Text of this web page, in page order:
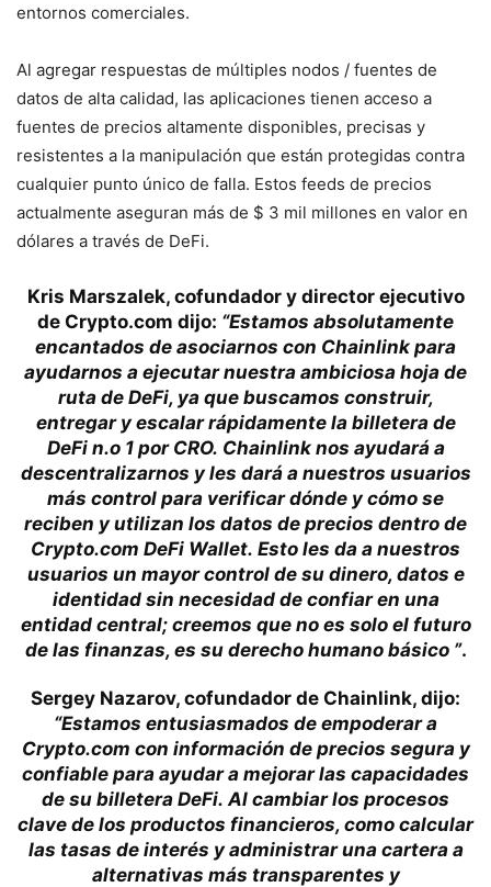
entornos comerciales.
Al agregar respuestas de múltiples nodos / fuentes de
datos de alta calidad, las aplicaciones tienen acceso a
fuentes de precios altamente disponibles, precisas y
resistentes a la manipulación que están protegidas contra
cualquier punto único de falla. Estos feeds de precios
actualmente aseguran más de $ 3 mil millones en valor en
dólares a través de DeFi.
Kris Marszalek, cofundador y director ejecutivo
de Crypto.com dijo: “Estamos absolutamente
encantados de asociarnos con Chainlink para
ayudarnos a ejecutar nuestra ambiciosa hoja de
ruta de DeFi, ya que buscamos construir,
entregar y escalar rápidamente la billetera de
DeFi n.o 1 por CRO. Chainlink nos ayudará a
descentralizarnos y les dará a nuestros usuarios
más control para verificar dónde y cómo se
reciben y utilizan los datos de precios dentro de
Crypto.com DeFi Wallet. Esto les da a nuestros
usuarios un mayor control de su dinero, datos e
identidad sin necesidad de confiar en una
entidad central; creemos que no es solo el futuro
de las finanzas, es su derecho humano básico ”.
Sergey Nazarov, cofundador de Chainlink, dijo:
“Estamos entusiasmados de empoderar a
Crypto.com con información de precios segura y
confiable para ayudar a mejorar las capacidades
de su billetera DeFi. Al cambiar los procesos
clave de los productos financieros, como calcular
las tasas de interés y administrar una cartera a
alternativas más transparentes y